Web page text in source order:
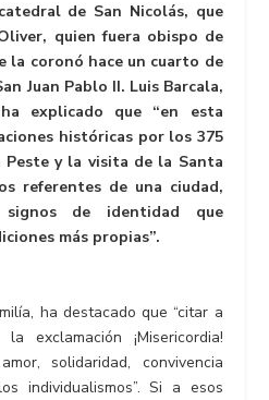
de San Nicolás, que
quien fuera obispo de
la coronó hace un cuarto de
Juan Pablo II. Luis Barcala,
explicado que “en esta
históricas por los 375
y la visita de la Santa
referentes de una ciudad,
de identidad que
más propias”.
ha destacado que “citar a
exclamación ¡Misericordia!
solidaridad, convivencia
individualismos”. Si a esos